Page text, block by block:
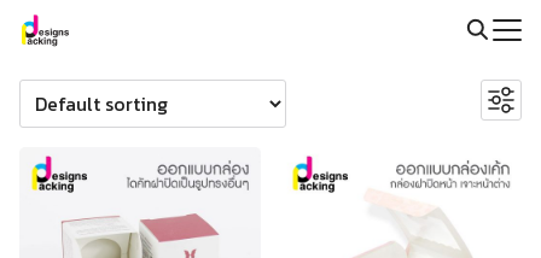
Skip
content
for:
for:
@packingdesigns